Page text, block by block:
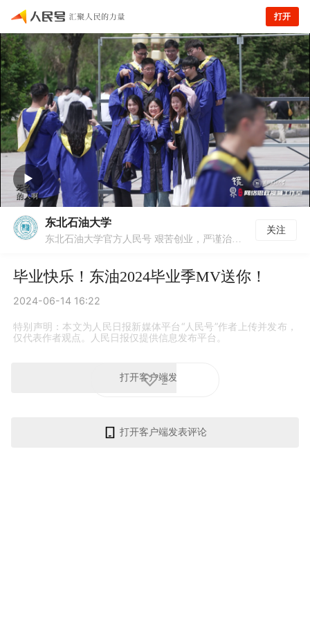
打开
东北石油大学
东北石油大学官方人民号 艰苦创业，严谨治学，躬耕黑土，加油中国 学校位于黑龙江省大庆市，创建于1960年，是一所以工学为主，工、理、管、文、经、法、教育、艺术多学科协调发展的高校。1978年被确定为88所全国重点大学之一。学校是黑龙江省与中国石油天然气集团公司、中国石油化工集团公司、中国海洋石油总公司共建高校，是黑龙江省重点建设的高水平大学，是本科教学工作水平评估优秀高校。
关注
毕业快乐！东油2024毕业季MV送你！
2024-06-14 16:22
特别声明：本文为人民日报新媒体平台“人民号”作者上传并发布，
仅代表作者观点。人民日报仅提供信息发布平台。
2
打开客户端发表评论